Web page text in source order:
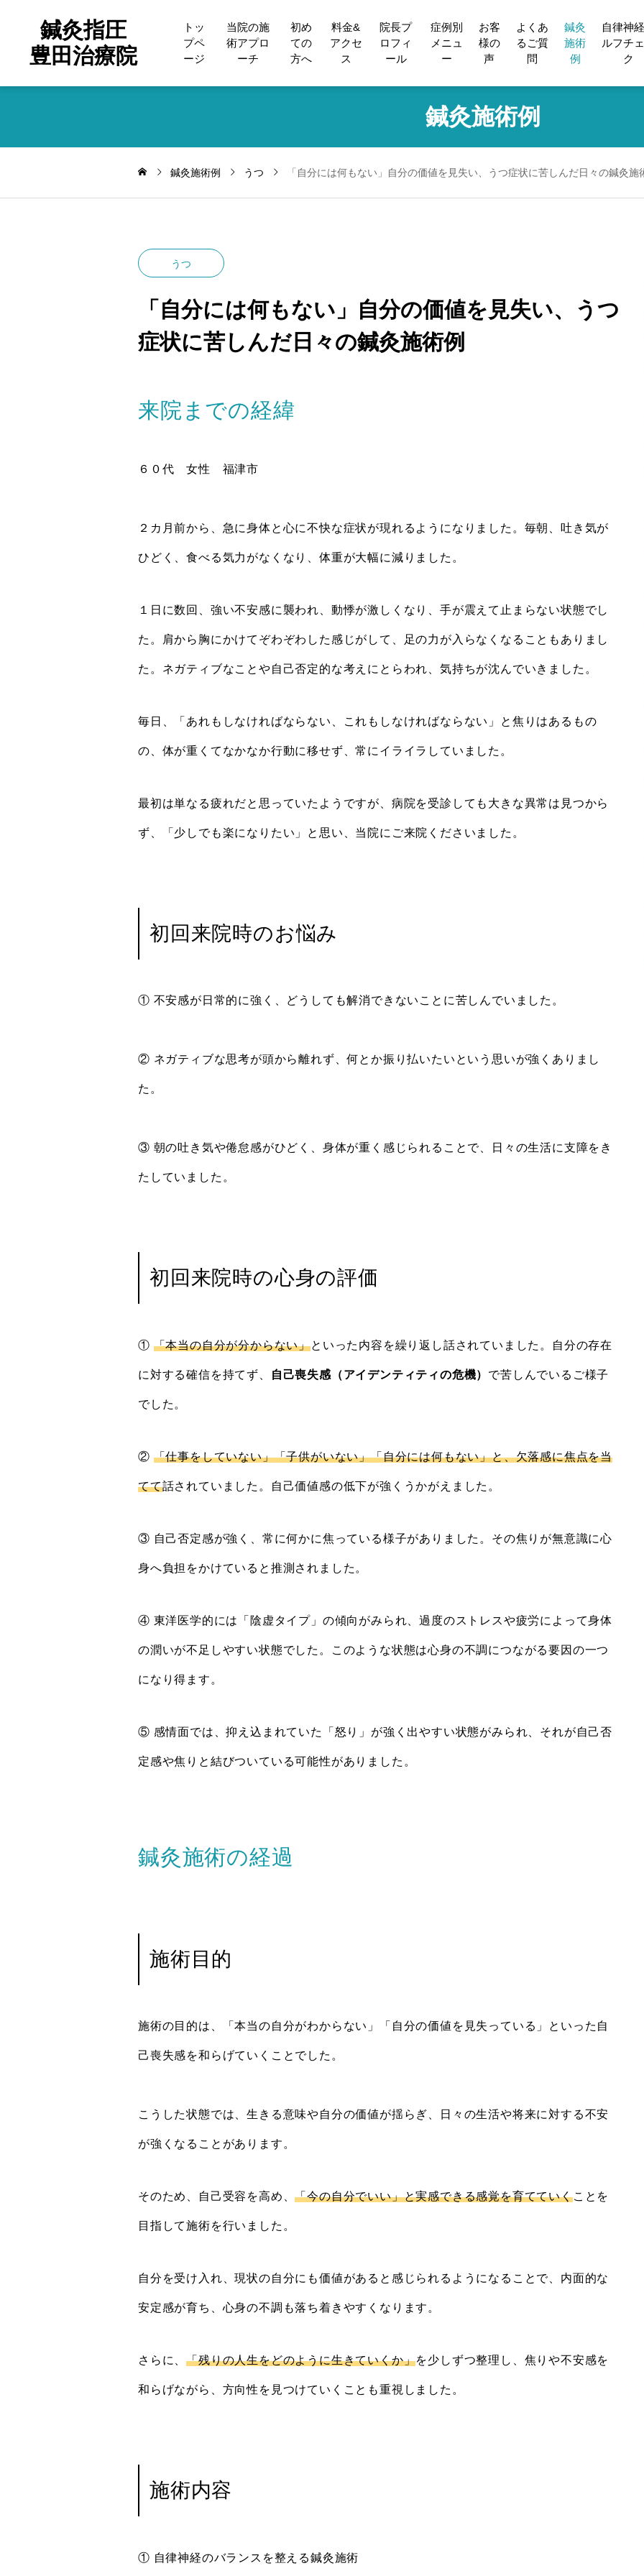
鍼灸指圧
豊田治療院
トッ
プペ
ージ
当院の施
術アプロ
ーチ
初め
ての
方へ
料金&
アクセ
ス
院長プ
ロフィ
ール
症例別
メニュ
ー
お客
様の
声
よくあ
るご質
問
鍼灸
施術
例
自律神
ルフチ
ク
鍼灸施術例
鍼灸施術例 うつ 「自分には何もない」自分の価値を見失い、うつ症状に苦しんだ日々の鍼灸施
うつ
「自分には何もない」自分の価値を見失い、うつ
症状に苦しんだ日々の鍼灸施術例
来院までの経緯
６０代 女性 福津市
２カ月前から、急に身体と心に不快な症状が現れるようになりました。毎朝、吐き気が
ひどく、食べる気力がなくなり、体重が大幅に減りました。
１日に数回、強い不安感に襲われ、動悸が激しくなり、手が震えて止まらない状態でし
た。肩から胸にかけてぞわぞわした感じがして、足の力が入らなくなることもありまし
た。ネガティブなことや自己否定的な考えにとらわれ、気持ちが沈んでいきました。
毎日、「あれもしなければならない、これもしなければならない」と焦りはあるもの
の、体が重くてなかなか行動に移せず、常にイライラしていました。
最初は単なる疲れだと思っていたようですが、病院を受診しても大きな異常は見つから
ず、「少しでも楽になりたい」と思い、当院にご来院くださいました。
初回来院時のお悩み
① 不安感が日常的に強く、どうしても解消できないことに苦しんでいました。
② ネガティブな思考が頭から離れず、何とか振り払いたいという思いが強くありまし
た。
③ 朝の吐き気や倦怠感がひどく、身体が重く感じられることで、日々の生活に支障をき
たしていました。
初回来院時の心身の評価
① 「本当の自分が分からない」といった内容を繰り返し話されていました。自分の存在
に対する確信を持てず、 自己喪失感（アイデンティティの危機） で苦しんでいるご様子
でした。
② 「仕事をしていない」「子供がいない」「自分には何もない」と、欠落感に焦点を当
てて話されていました。自己価値感の低下が強くうかがえました。
③ 自己否定感が強く、常に何かに焦っている様子がありました。その焦りが無意識に心
身へ負担をかけていると推測されました。
④ 東洋医学的には「陰虚タイプ」の傾向がみられ、過度のストレスや疲労によって身体
の潤いが不足しやすい状態でした。このような状態は心身の不調につながる要因の一つ
になり得ます。
⑤ 感情面では、抑え込まれていた「怒り」が強く出やすい状態がみられ、それが自己否
定感や焦りと結びついている可能性がありました。
鍼灸施術の経過
施術目的
施術の目的は、「本当の自分がわからない」「自分の価値を見失っている」といった自
己喪失感を和らげていくことでした。
こうした状態では、生きる意味や自分の価値が揺らぎ、日々の生活や将来に対する不安
が強くなることがあります。
そのため、自己受容を高め、「今の自分でいい」と実感できる感覚を育てていくことを
目指して施術を行いました。
自分を受け入れ、現状の自分にも価値があると感じられるようになることで、内面的な
安定感が育ち、心身の不調も落ち着きやすくなります。
さらに、「残りの人生をどのように生きていくか」を少しずつ整理し、焦りや不安感を
和らげながら、方向性を見つけていくことも重視しました。
施術内容
① 自律神経のバランスを整える鍼灸施術